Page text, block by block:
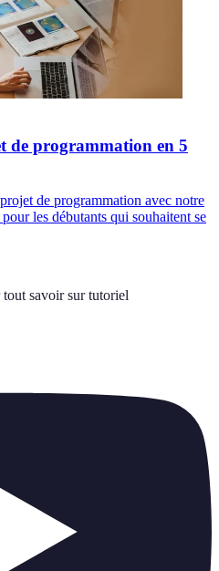
de programmation en 5
de programmation avec notre
les débutants qui souhaitent se
savoir sur tutoriel